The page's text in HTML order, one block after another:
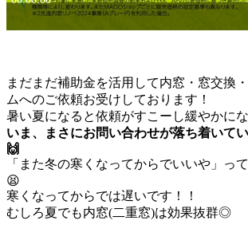
まだまだ補助金を活用して内窓・窓交換
ムへのご依頼お受けしております！
暑い夏になると依頼がすこーし緩やかにな
いま、まさにお問い合わせが落ち着いて
🙌
「また冬の寒くなってからでいいや」っ
😫
寒くなってからでは遅いです！！
むしろ夏でも内窓(二重窓)は効果抜群◎